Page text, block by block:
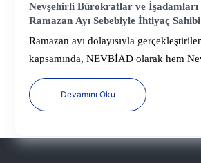
Nevşehirli Bürokratlar ve İşadamları
Ramazan Ayı Sebebiyle İhtiyaç
Yardım Desteği
Ramazan ayı dolayısıyla
kapsamında, NEVBİAD olarak hem
İstanbul’da yaşayan Nevşehirli ihtiyaç
başına 500 TL olmak üzere toplamda
yardımda bulunduk.
Devamını Oku